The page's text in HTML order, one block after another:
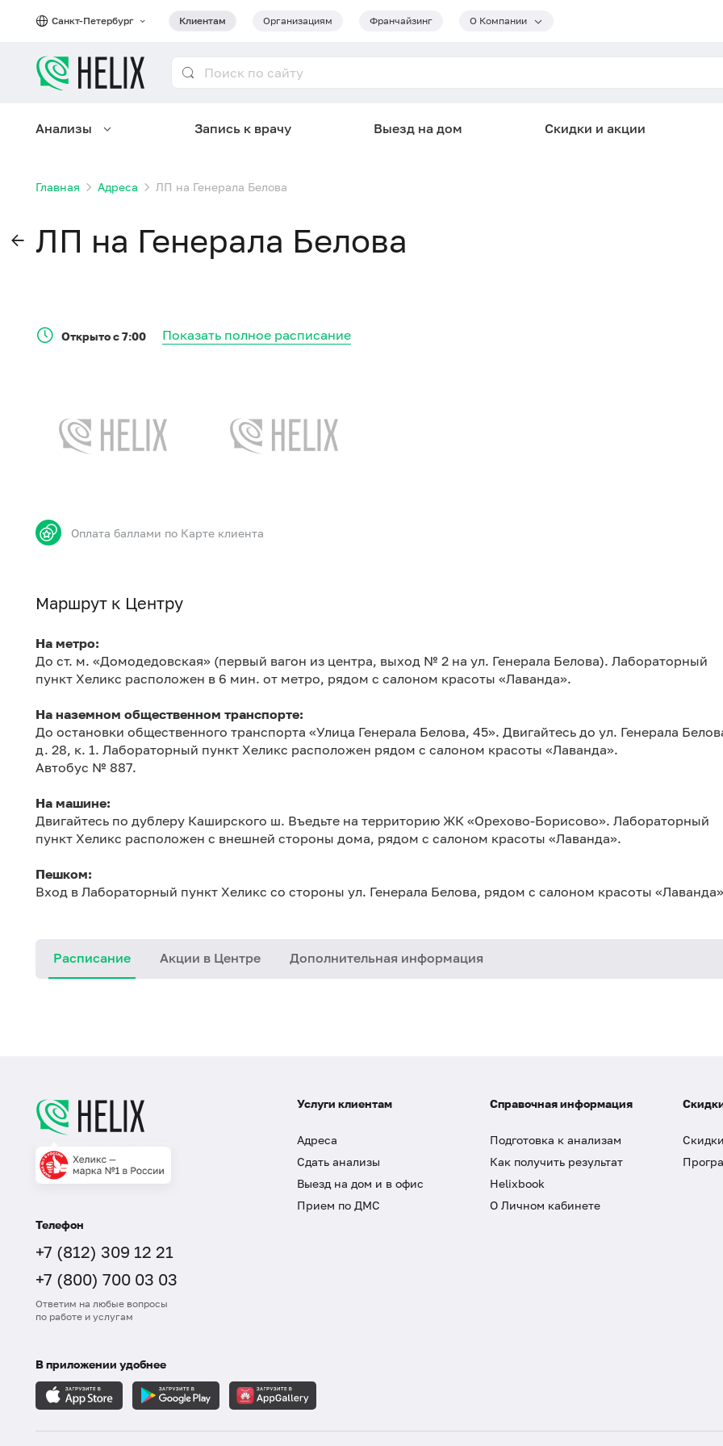
Санкт-Петербург Клиентам Организациям Франчайзинг О Компании
Анализы Запись к врачу Выезд на дом Скидки и акции
Главная Адреса ЛП на Генерала Белова
ЛП на Генерала Белова
Открыто с 7:00 Показать полное расписание
Оплата баллами по Карте клиента
Маршрут к Центру
На метро:
До ст. м. «Домодедовская» (первый вагон из центра, выход № 2 на ул. Генерала Белова). Лабораторный
пункт Хеликс расположен в 6 мин. от метро, рядом с салоном красоты «Лаванда».
На наземном общественном транспорте:
До остановки общественного транспорта «Улица Генерала Белова, 45». Двигайтесь до ул. Генерала
д. 28, к. 1. Лабораторный пункт Хеликс расположен рядом с салоном красоты «Лаванда».
Автобус № 887.
На машине:
Двигайтесь по дублеру Каширского ш. Въедьте на территорию ЖК «Орехово-Борисово». Лабораторный
пункт Хеликс расположен с внешней стороны дома, рядом с салоном красоты «Лаванда».
Пешком:
Вход в Лабораторный пункт Хеликс со стороны ул. Генерала Белова, рядом с салоном красоты
Расписание Акции в Центре Дополнительная информация
Телефон
+7 (812) 309 12 21
+7 (800) 700 03 03
Ответим на любые вопросы
по работе и услугам
Услуги клиентам
Адреса
Сдать анализы
Выезд на дом и в офис
Прием по ДМС
Справочная информация
Подготовка к анализам
Как получить результат
Helixbook
О Личном кабинете
В приложении удобнее